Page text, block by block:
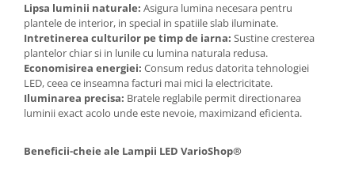
Lipsa luminii naturale: Asigura lumina necesara pentru
plantele de interior, in special in spatiile slab iluminate.
Intretinerea culturilor pe timp de iarna: Sustine cresterea
plantelor chiar si in lunile cu lumina naturala redusa.
Economisirea energiei: Consum redus datorita tehnologiei
LED, ceea ce inseamna facturi mai mici la electricitate.
Iluminarea precisa: Bratele reglabile permit directionarea
luminii exact acolo unde este nevoie, maximizand eficienta.
Beneficii-cheie ale Lampii LED VarioShop®